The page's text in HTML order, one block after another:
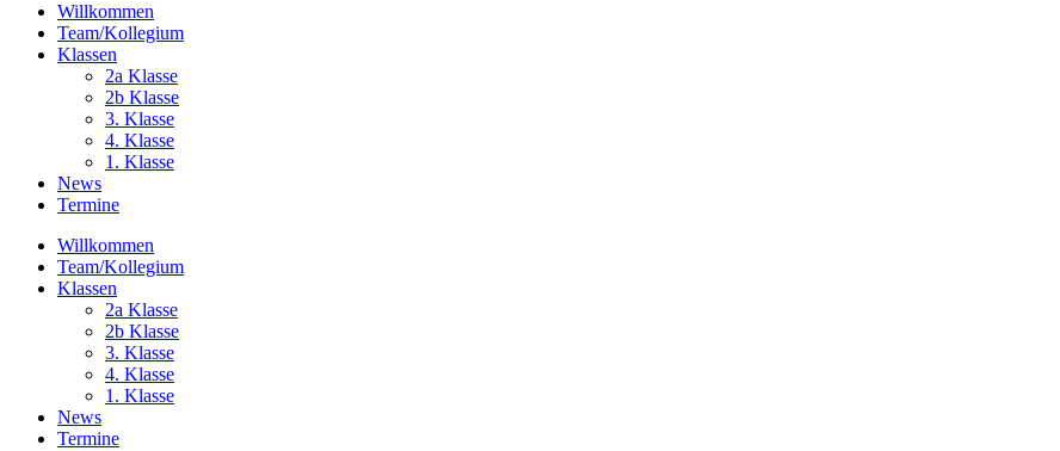
Willkommen
Team/Kollegium
Klassen
2a Klasse
2b Klasse
3. Klasse
4. Klasse
1. Klasse
News
Termine
Willkommen
Team/Kollegium
Klassen
2a Klasse
2b Klasse
3. Klasse
4. Klasse
1. Klasse
News
Termine